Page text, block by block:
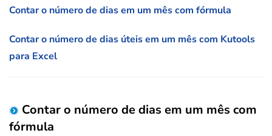
Contar o número de dias em um mês com fórmula
Contar o número de dias úteis em um mês com Kutools
para Excel
Contar o número de dias em um mês com
fórmula